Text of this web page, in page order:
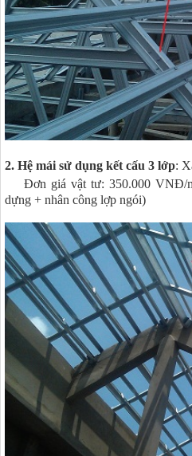
2. Hệ mái sử dụng kết cấu 3 lớp:
Đơn giá vật tư: 350.000 VNĐ/
dựng + nhân công lợp ngói)